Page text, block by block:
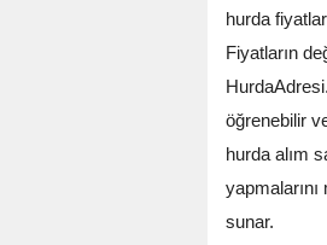
hurda
Fiyatların
öğrenebilir
hurda alım
sunar.